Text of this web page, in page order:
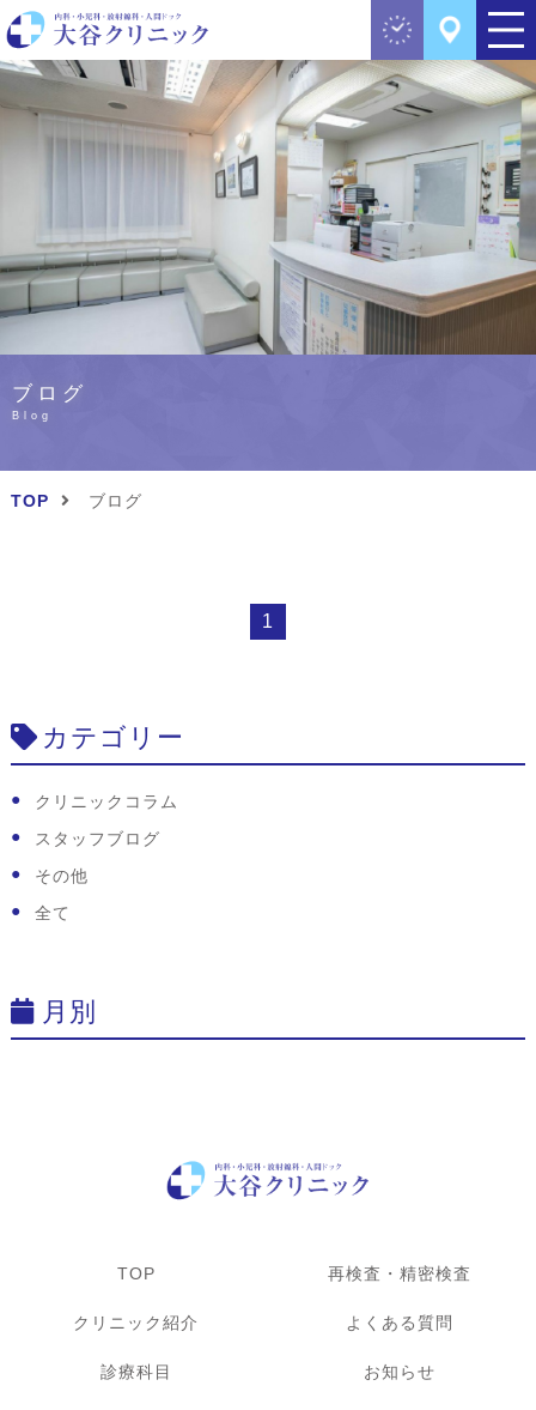
ブログ
Blog
TOP ブログ
1
カテゴリー
クリニックコラム
スタッフブログ
その他
全て
月別
TOP
クリニック紹介
診療科目
再検査・精密検査
よくある質問
お知らせ